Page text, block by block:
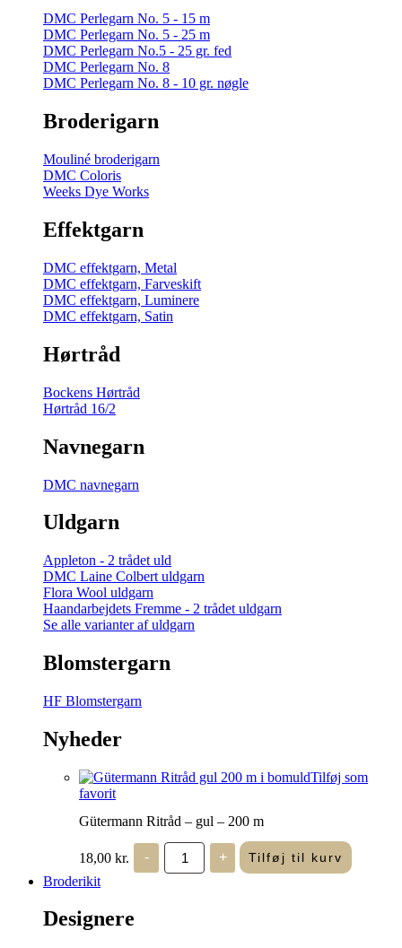
DMC Perlegarn No. 5 - 15 m
DMC Perlegarn No. 5 - 25 m
DMC Perlegarn No.5 - 25 gr. fed
DMC Perlegarn No. 8
DMC Perlegarn No. 8 - 10 gr. nøgle
Broderigarn
Mouliné broderigarn
DMC Coloris
Weeks Dye Works
Effektgarn
DMC effektgarn, Metal
DMC effektgarn, Farveskift
DMC effektgarn, Luminere
DMC effektgarn, Satin
Hørtråd
Bockens Hørtråd
Hørtråd 16/2
Navnegarn
DMC navnegarn
Uldgarn
Appleton - 2 trådet uld
DMC Laine Colbert uldgarn
Flora Wool uldgarn
Haandarbejdets Fremme - 2 trådet uldgarn
Se alle varianter af uldgarn
Blomstergarn
HF Blomstergarn
Nyheder
Tilføj som
favorit
Gütermann Ritråd – gul – 200 m
18,00 kr. -
Gütermann
Ritråd
-
+ Tilføj til kurv
Broderikit
Designere